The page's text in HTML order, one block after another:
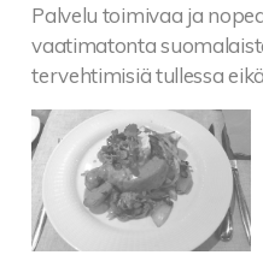
Pariloitua kanaa /
Chicken / Cold smoked
Halloumijuustoa /
Halloumi cheese / Bacon
KALA
Fish
Jättirapuja,
Palvelu toimivaa ja
vaatimatonta
tervehtimisiä tullessa